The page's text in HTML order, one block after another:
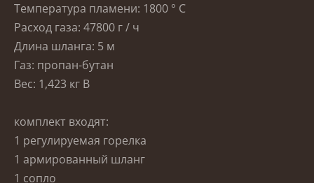
Температура пламени: 1800 ° C
Расход газа: 47800 г / ч
Длина шланга: 5 м
Газ: пропан-бутан
Вес: 1,423 кг В
комплект входят:
1 регулируемая горелка
1 армированный шланг
1 сопло